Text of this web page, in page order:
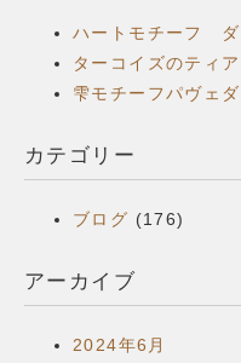
ハートモチーフ ダ
ターコイズのティ
雫モチーフパヴェ
カテゴリー
ブログ (176)
アーカイブ
2024年6月